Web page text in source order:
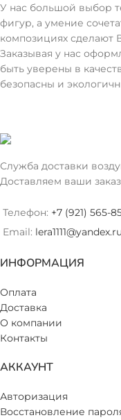
У нас большой выбор
фигур, а умение
композициях сделают
Заказывая у нас
быть уверены в
безопасны и
Служба доставки
Доставляем ваши
Телефон: +7 (921) 565-
Email: lera1111@yandex.ru
ИНФОРМАЦИЯ
Оплата
Доставка
О компании
Контакты
АККАУНТ
Авторизация
Восстановление